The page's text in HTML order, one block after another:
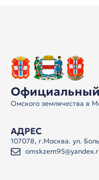
Официальный
Омского землячества в
АДРЕС
107078, г.Москва. ул.